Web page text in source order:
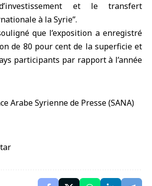
et le transfert
à la Syrie’’.
que l’exposition a enregistré
de 80 pour cent de la superficie et
participants par rapport à l’année